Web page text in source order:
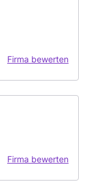
Firma bewerten
Firma bewerten